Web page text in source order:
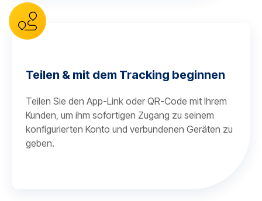
Teilen & mit dem Tracking beginnen
Teilen Sie den App-Link oder QR-Code mit Ihrem
Kunden, um ihm sofortigen Zugang zu seinem
konfigurierten Konto und verbundenen Geräten zu
geben.